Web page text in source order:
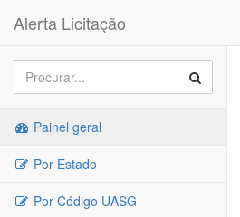
Alerta Licitação
Painel geral
Por Estado
Por Código UASG